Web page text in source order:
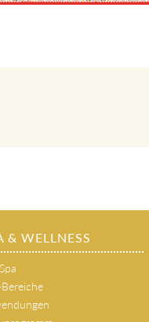
& WELLNESS
Bereiche